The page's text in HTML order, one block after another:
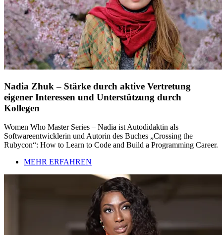
Nadia Zhuk – Stärke durch aktive Vertretung
eigener Interessen und Unterstützung durch
Kollegen
Women Who Master Series – Nadia ist Autodidaktin als
Softwareentwicklerin und Autorin des Buches „Crossing the
Rubycon“: How to Learn to Code and Build a Programming Career.
MEHR ERFAHREN